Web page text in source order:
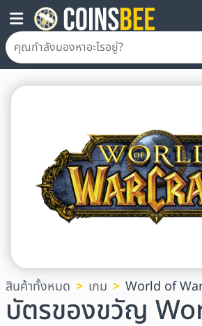
สินค้าทั้งหมด เกม World of
บัตรของขวัญ